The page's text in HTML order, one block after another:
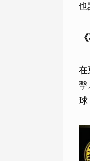
也
在
球